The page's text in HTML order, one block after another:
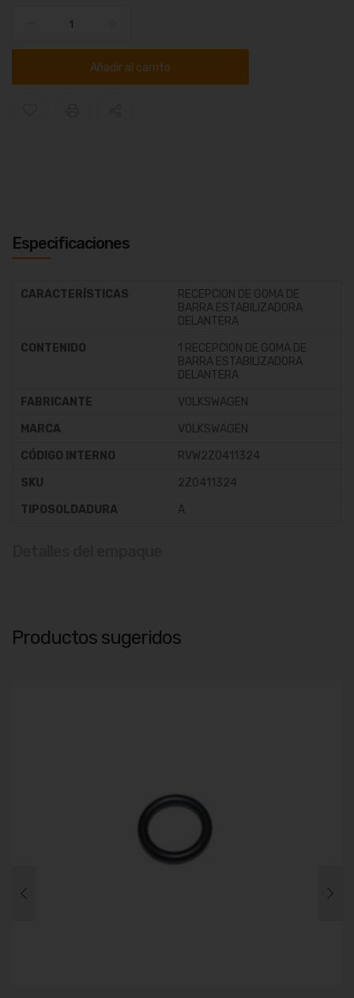
Añadir al carrito
Especificaciones
CARACTERÍSTICAS
RECEPCION DE GOMA DE
BARRA ESTABILIZADORA
DELANTERA
CONTENIDO
1 RECEPCION DE GOMA DE
BARRA ESTABILIZADORA
DELANTERA
FABRICANTE
VOLKSWAGEN
MARCA
VOLKSWAGEN
CÓDIGO INTERNO
RVW2Z0411324
SKU
2Z0411324
TIPOSOLDADURA
A
Productos sugeridos